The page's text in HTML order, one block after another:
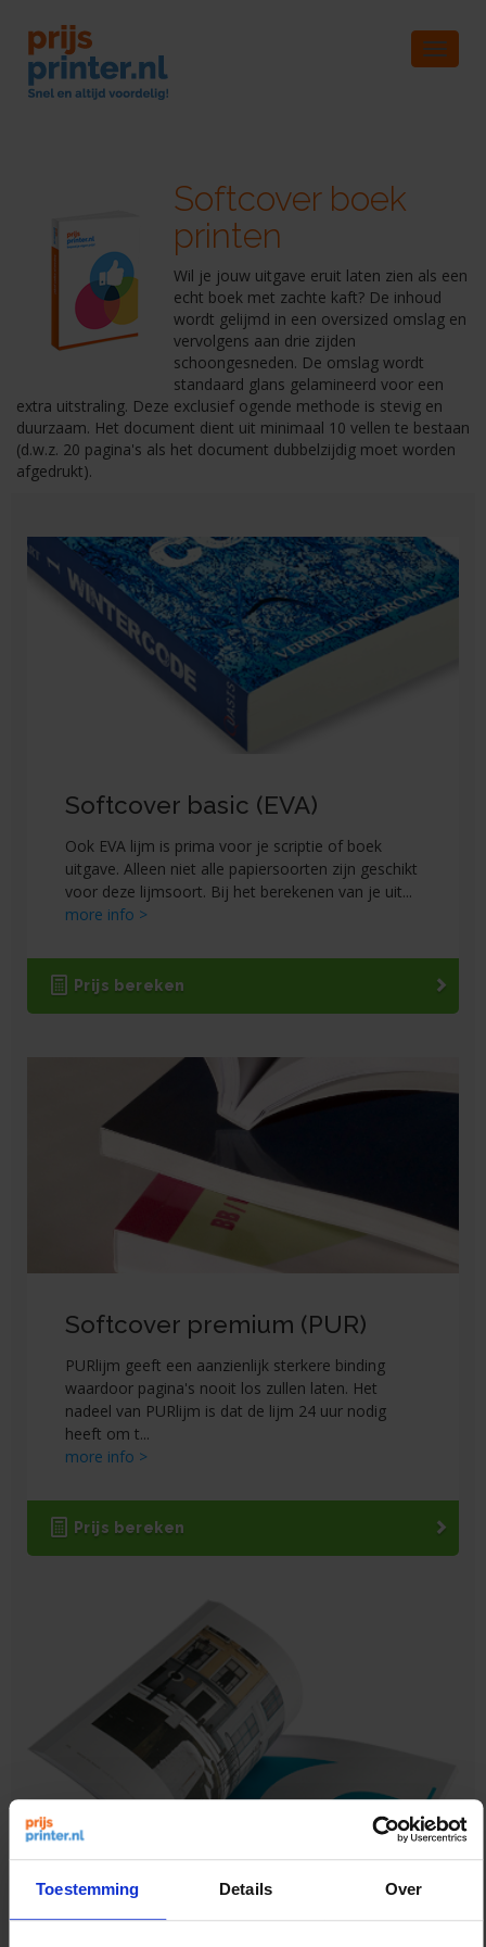
Toestemming Details Over
Toggle
Softcover boek
printen
Wil je jouw uitgave eruit laten zien als een
echt boek met zachte kaft? De inhoud
wordt gelijmd in een oversized omslag en
vervolgens aan drie zijden
schoongesneden. De omslag wordt
standaard glans gelamineerd voor een
extra uitstraling. Deze exclusief ogende methode is stevig en
duurzaam. Het document dient uit minimaal 10 vellen te bestaan
(d.w.z. 20 pagina's als het document dubbelzijdig moet worden
afgedrukt).
Softcover basic (EVA)
Ook EVA lijm is prima voor je scriptie of boek
uitgave. Alleen niet alle papiersoorten zijn geschikt
voor deze lijmsoort. Bij het berekenen van je uit...
more info >
Prijs bereken
Softcover premium (PUR)
PURlijm geeft een aanzienlijk sterkere binding
waardoor pagina's nooit los zullen laten. Het
nadeel van PURlijm is dat de lijm 24 uur nodig
heeft om t...
more info >
Prijs bereken